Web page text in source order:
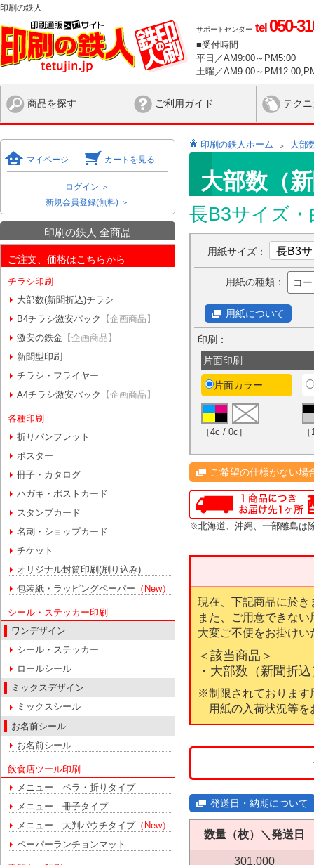
印刷の鉄人
サポートセンター tel 050-
■受付時間
平日／AM9:00～PM5:00
土曜／AM9:00～
商品を探す ご利用ガイド テク
マイページ カートを見る
ログイン ＞
新規会員登録(無料) ＞
印刷の鉄人 全商品
ご注文、価格はこちらから
チラシ印刷
大部数(新聞折込)チラシ
B4チラシ激安パック
【企画商品】
激安の鉄金 【企画商品】
新聞型印刷
チラシ・フライヤー
A4チラシ激安パック
【企画商品】
各種印刷
折りパンフレット
ポスター
冊子・カタログ
ハガキ・ポストカード
スタンプカード
名刺・ショップカード
チケット
オリジナル封筒印刷(刷り込み)
包装紙・ラッピングペーパー （New）
シール・ステッカー印刷
ワンデザイン
シール・ステッカー
ロールシール
ミックスデザイン
ミックスシール
お名前シール
お名前シール
飲食店ツール印刷
メニュー ペラ・折りタイプ
メニュー 冊子タイプ
メニュー 大判パウチタイプ（New）
ペーパーランチョンマット
印刷の鉄人ホーム 大部
大部数（
長B3サイズ
用紙サイズ：
用紙の種類： コ
用紙について
印刷：
片面印刷
片面カラー
［4c / 0c］
ご希望の仕様がない
※北海道、沖縄、一部離島は
現在、下記商品に於
また、ご用意できな
⼤変ご不便をお掛け
＜該当商品＞
・⼤部数（新聞折
※制限されております
用紙の⼊荷状況等
発送日・納期について
数量（枚）＼発送日
301,000